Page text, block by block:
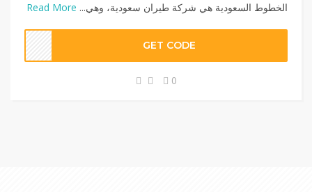
الخطوط السعودية هي شركة طيران سعودية، وهي... Read More
GET CODE
0